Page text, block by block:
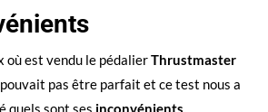
où est vendu le pédalierThrustmaster
pouvait pas être parfait et ce test nous a
quels sont ses inconvénients.